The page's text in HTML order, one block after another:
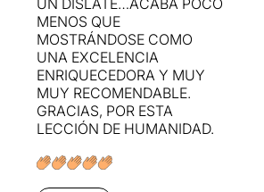
Qué experiencia tan bonita
ver tanta sensibilidad y
madurez trasladada al
teatro, sin más pretensión
que explicar una realidad
que pone en perspectiva la
vida de la espectadora.
UN DISLATE…ACABA POCO
MENOS QUE
MOSTRÁNDOSE COMO
UNA EXCELENCIA
ENRIQUECEDORA Y MUY
MUY RECOMENDABLE.
GRACIAS, POR ESTA
LECCIÓN DE HUMANIDAD.